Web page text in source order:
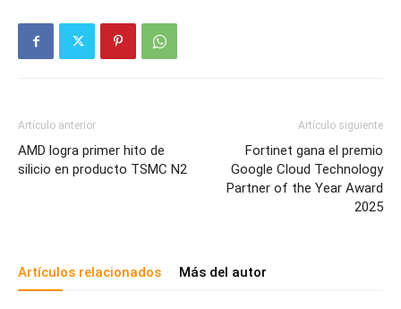
Artículo anterior
AMD logra primer hito de
silicio en producto TSMC N2
Artículo siguiente
Fortinet gana el premio
Google Cloud Technology
Partner of the Year Award
2025
Artículos relacionados Más del autor